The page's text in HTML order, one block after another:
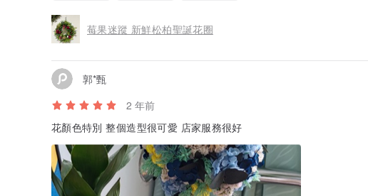
莓果迷蹤 新鮮松柏聖誕花圈
郭*甄
2 年前
花顏色特別 整個造型很可愛 店家服務很好